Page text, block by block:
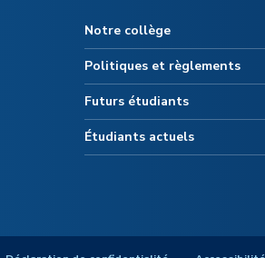
Notre collège
Politiques et règlements
Futurs étudiants
Étudiants actuels